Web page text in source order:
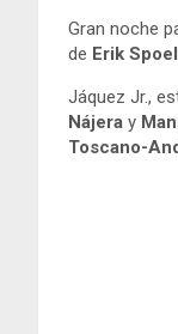
Gran noche
de Erik
Jáquez Jr.,
Nájera y
Toscano-